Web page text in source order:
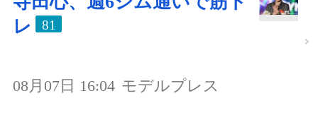
レ
81
08月07日 16:04 モデルプレス